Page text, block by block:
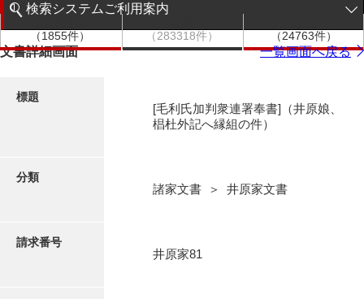
階層検索
写真・絵はがき
検索システムご利用案内
検索システムの利用について
（1855件）
（283318件）
（24763件）
文書詳細画面 一覧画面へ戻る
標題
[毛利氏加判衆連署奉書]（井原娘、
椙杜外記へ縁組の件）
分類
諸家文書 ＞ 井原家文書
請求番号
井原家81